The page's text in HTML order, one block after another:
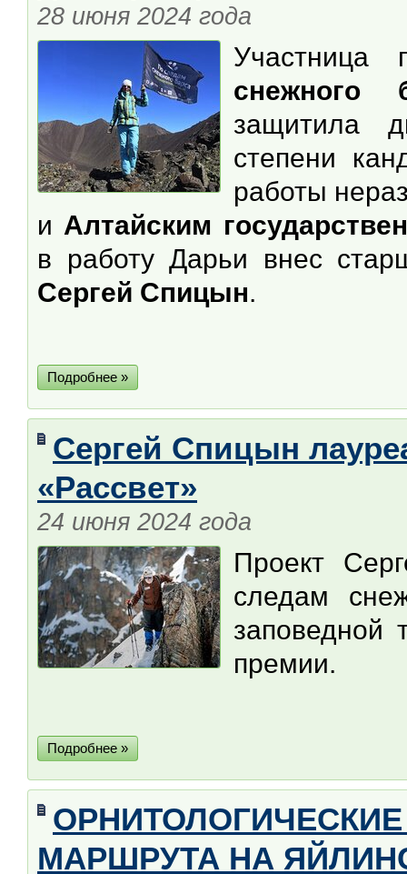
28 июня 2024 года
Участница
снежного
защитила
степени
работы
и Алтайским
в работу Дарьи внес
Сергей Спицын.
Подробнее »
Сергей Спицын
«Рассвет»
24 июня 2024 года
Проект
следам
заповедной
премии.
Подробнее »
МАРШРУТА НА